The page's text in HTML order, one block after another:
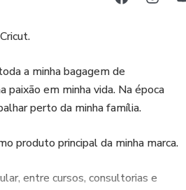
a minha bagagem de
em minha vida. Na época
perto da minha família.
produto principal da minha marca.
entre cursos, consultorias e